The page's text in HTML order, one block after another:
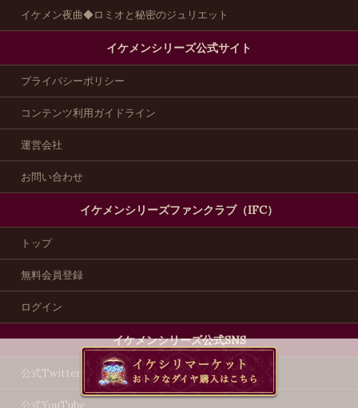
イケメン夜曲◆ロミオと秘密のジュリエット
イケメンシリーズ公式サイト
プライバシーポリシー
コンテンツ利用ガイドライン
運営会社
お問い合わせ
イケメンシリーズファンクラブ（IFC）
トップ
無料会員登録
ログイン
イケメンシリーズ公式SNS
公式Twitter
公式YouTube